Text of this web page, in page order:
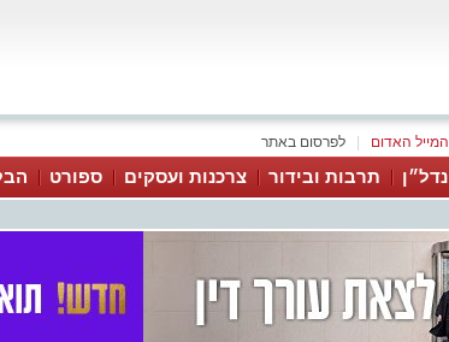
לפרסום באתר המייל האדום
נדל״ן תרבות ובידור צרכנות ועסקים ספורט